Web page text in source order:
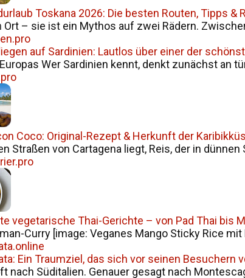
Toskana 2026: Die besten Routen, Tipps &
Ort – sie ist ein Mythos auf zwei Rädern.
auf Sardinien: Lautlos über einer der
Wer Sardinien kennt, denkt zunächst an
Coco: Original-Rezept & Herkunft der
Straßen von Cartagena liegt, Reis, der in
vegetarische Thai-Gerichte – von Pad Thai bis
Curry [image: Veganes Mango Sticky Rice
Ein Traumziel, das sich vor seinen Besuchern
nach Süditalien. Genauer gesagt nach